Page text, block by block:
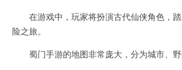
在游戏中，玩家将扮演古代仙侠角色，踏
险之旅。
蜀门手游的地图非常庞大，分为城市、野